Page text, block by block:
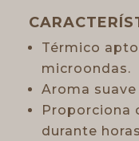
Térmico
microondas.
Aroma
Proporciona
durante